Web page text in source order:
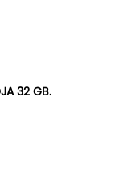
32 GB.